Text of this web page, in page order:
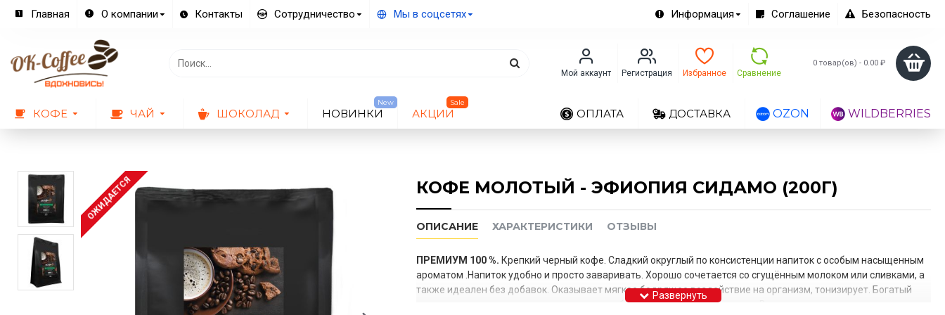
Главная О компании Контакты Сотрудничество Мы в соцсетях Информация Соглашение Безопасность
Мой аккаунт Регистрация Избранное Сравнение
0 товар(ов) - 0.00 ₽
КОФЕ ЧАЙ ШОКОЛАД НОВИНКИ
New
АКЦИИ
Sale
ОПЛАТА ДОСТАВКА OZON WILDBERRIES
ОЖИДАЕТСЯ КОФЕ МОЛОТЫЙ - ЭФИОПИЯ СИДАМО (200Г)
ОПИСАНИЕ ХАРАКТЕРИСТИКИ ОТЗЫВЫ
ПРЕМИУМ 100 %. Крепкий черный кофе. Сладкий округлый по консистенции напиток с особым насыщенным
ароматом .Напиток удобно и просто заваривать. Хорошо сочетается со сгущённым молоком или сливками, а
также идеален без добавок. Оказывает мягкое бодрящее воздействие на организм, тонизирует. Богатый
вкус с нотами гвоздики, перца, кардамона, бергамота, жасмина цитруса. В послевкусии присутствуют ноты